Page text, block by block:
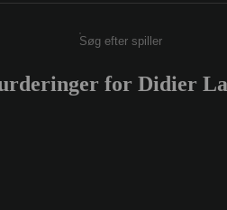
Enter a minimum of
for Didier